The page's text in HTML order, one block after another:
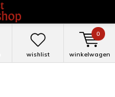
wishlist winkelwagen
0